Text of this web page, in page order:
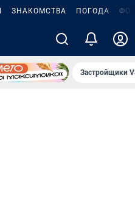
ЗНАКОМСТВА ПОГОДА
Застройщики